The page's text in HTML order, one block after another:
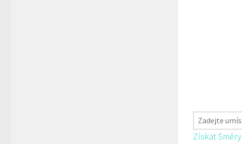
Získat Směry